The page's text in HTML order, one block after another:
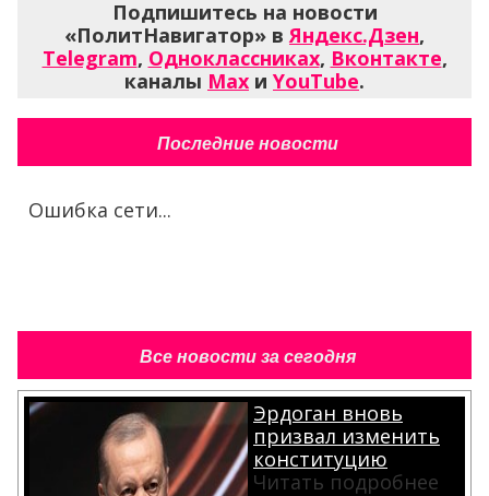
Подпишитесь на новости
«ПолитНавигатор» в Яндекс.Дзен,
Telegram, Одноклассниках, Вконтакте,
каналы Max и YouTube.
Последние новости
Ошибка сети...
Все новости за сегодня
Эрдоган вновь
призвал изменить
конституцию
Читать подробнее